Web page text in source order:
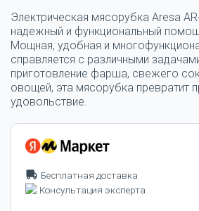
Электрическая мясорубка Aresa
надежный и функциональный
Мощная, удобная и
справляется с различными
приготовление фарша, свежего
овощей, эта мясорубка превратит
удовольствие.
Бесплатная доставка
Консультация эксперта